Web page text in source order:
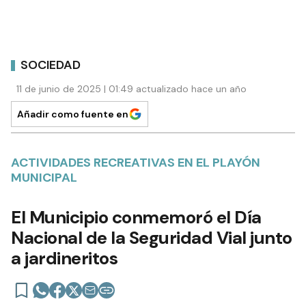
SOCIEDAD
11 de junio de 2025 | 01:49 actualizado hace un año
Añadir como fuente en
ACTIVIDADES RECREATIVAS EN EL PLAYÓN
MUNICIPAL
El Municipio conmemoró el Día
Nacional de la Seguridad Vial junto
a jardineritos